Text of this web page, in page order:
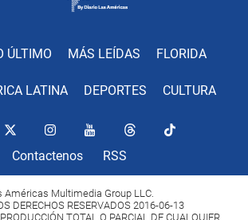
ÚLTIMO MÁS LEÍDAS FLORIDA
LATINA DEPORTES CULTURA
Contactenos RSS
Américas Multimedia Group LLC.
DERECHOS RESERVADOS 2016-06-13
TOTAL O PARCIAL DE CUALQUIER